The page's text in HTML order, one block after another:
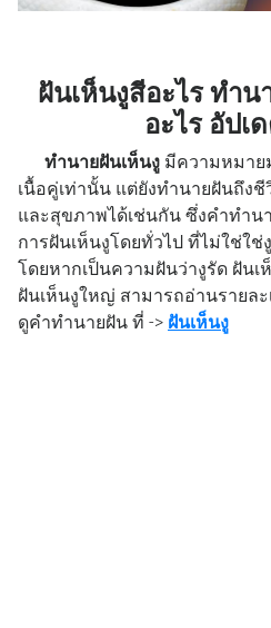
ฝันเห็นงูสีอะไร ทำน
อะไร อัปเ
ทำนายฝันเห็นงู มีความหมาย
เนื้อคู่เท่านั้น แต่ยังทำนายฝันถึง
และสุขภาพได้เช่นกัน ซึ่งคำทำน
การฝันเห็นงูโดยทั่วไป ที่ไม่ใช่ใ
โดยหากเป็นความฝันว่างูรัด ฝัน
ฝันเห็นงูใหญ่ สามารถอ่านรายล
ดูคำทำนายฝัน ที่ -> ฝันเห็นงู